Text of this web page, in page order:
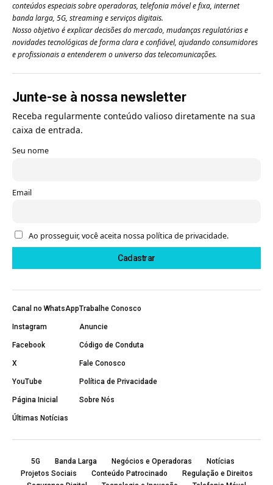
conteúdos especiais sobre operadoras, telefonia móvel e fixa, internet
banda larga, 5G, streaming e serviços digitais.
Nosso objetivo é explicar decisões do mercado, mudanças regulatórias e
novidades tecnológicas de forma clara e confiável, ajudando consumidores
e profissionais a entenderem o universo das telecomunicações.
Junte-se à nossa newsletter
Receba regularmente conteúdo valioso diretamente na sua
caixa de entrada.
Seu nome
Email
Ao prosseguir, você aceita nossa política de privacidade.
Canal no WhatsApp
Instagram
Facebook
X
YouTube
Página Inicial
Últimas Notícias
Trabalhe Conosco
Anuncie
Código de Conduta
Fale Conosco
Política de Privacidade
Sobre Nós
5G Banda Larga Negócios e Operadoras
Notícias
Projetos Sociais
Conteúdo Patrocinado
Regulação e Direitos